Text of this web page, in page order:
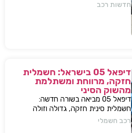
חדשות רכב
דיפאל 05 בישראל: חשמלית
חזקה, מרווחת ומשתלמת
מהשוק הסיני
דיפאל 05 מביאה בשורה חדשה:
חשמלית סינית חזקה, גדולה וזולה
שמאיימת לערער את מתחרות יונדאי
וטויוטה. גלה למה היא משנה את חוקי
רכב חשמלי